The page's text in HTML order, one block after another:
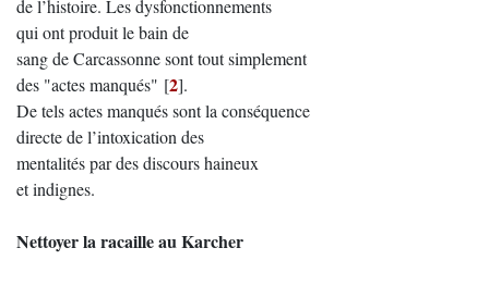
de l’histoire. Les dysfonctionnements
qui ont produit le bain de
sang de Carcassonne sont tout simplement
des "actes manqués" [2].
De tels actes manqués sont la conséquence
directe de l’intoxication des
mentalités par des discours haineux
et indignes.
Nettoyer la racaille au Karcher